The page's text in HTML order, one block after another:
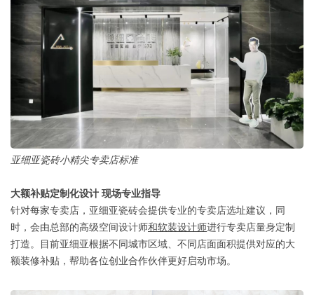
亚细亚瓷砖小精尖专卖店标准
大额补贴定制化设计 现场专业指导
针对每家专卖店，亚细亚瓷砖会提供专业的专卖店选址建议，同
时，会由总部的高级空间设计师和软装设计师进行专卖店量身定制
打造。目前亚细亚根据不同城市区域、不同店面面积提供对应的大
额装修补贴，帮助各位创业合作伙伴更好启动市场。